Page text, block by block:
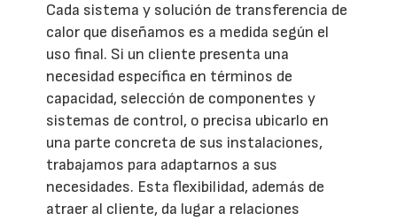
Cada sistema y solución de transferencia de
calor que diseñamos es a medida según el
uso final. Si un cliente presenta una
necesidad específica en términos de
capacidad, selección de componentes y
sistemas de control, o precisa ubicarlo en
una parte concreta de sus instalaciones,
trabajamos para adaptarnos a sus
necesidades. Esta flexibilidad, además de
atraer al cliente, da lugar a relaciones